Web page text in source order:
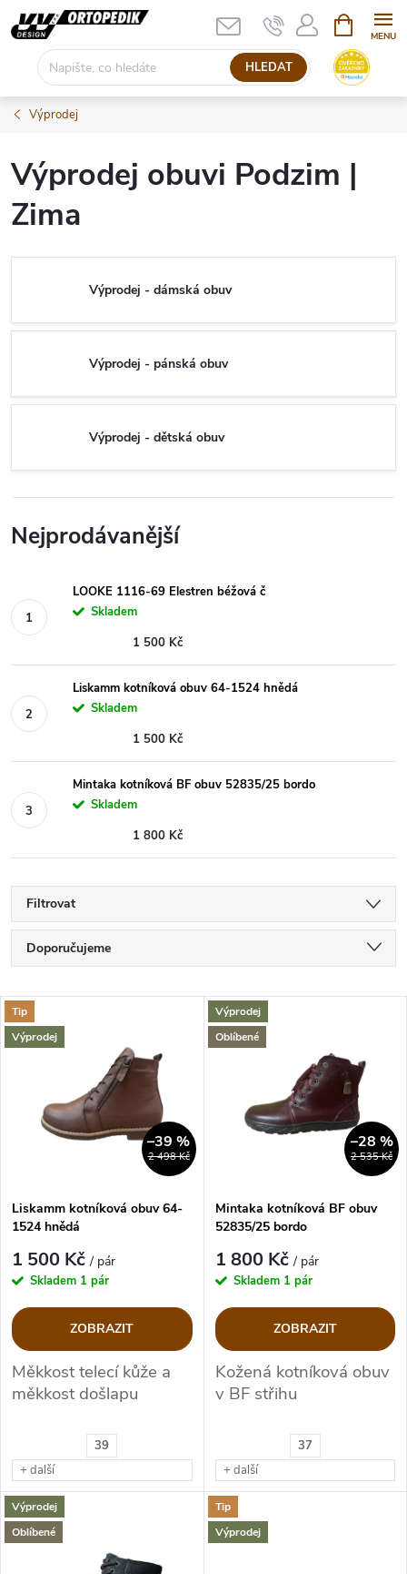
Přejít
na
HLEDAT
NÁKUPNÍ
KOŠÍK
Výprodej
Výprodej obuvi Podzim |
Zima
Výprodej - dámská obuv
Výprodej - pánská obuv
Výprodej - dětská obuv
Nejprodávanější
LOOKE 1116-69 Elestren béžová č
Skladem
1 500 Kč
Liskamm kotníková obuv 64-1524 hnědá
Skladem
1 500 Kč
Mintaka kotníková BF obuv 52835/25 bordo
Skladem
1 800 Kč
Filtrovat
Ř
a
z
p
r
o
d
u
k
t
ů
Doporučujeme
Nejdražší
Nejprodávanější
Abecedně
V
ý
s
p
r
o
d
k
t
Tip
Výprodej
2 498 Kč
–39 %
39
+ další
Liskamm kotníková obuv 64-
1524 hnědá
1 500 Kč/ pár
Skladem 1 pár
ZOBRAZIT
Měkkost telecí kůže a
měkkost došlapu
Výprodej
Oblíbené
2 535 Kč
–28 %
37
+ další
Mintaka kotníková BF obuv
52835/25 bordo
1 800 Kč/ pár
Skladem 1 pár
ZOBRAZIT
Kožená kotníková obuv
v BF střihu
Výprodej
Oblíbené
Tip
Výprodej